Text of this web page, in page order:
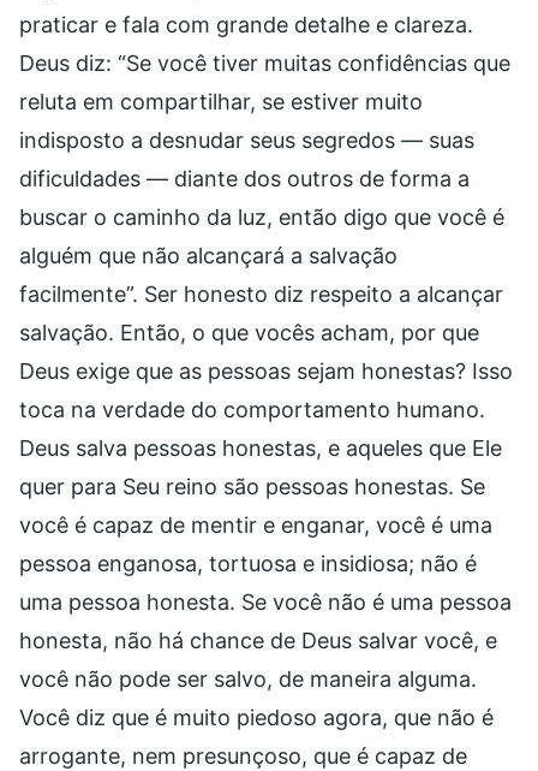
praticar e fala com grande detalhe e clareza.
Deus diz: “Se você tiver muitas confidências que
reluta em compartilhar, se estiver muito
indisposto a desnudar seus segredos — suas
dificuldades — diante dos outros de forma a
buscar o caminho da luz, então digo que você é
alguém que não alcançará a salvação
facilmente”. Ser honesto diz respeito a alcançar
salvação. Então, o que vocês acham, por que
Deus exige que as pessoas sejam honestas? Isso
toca na verdade do comportamento humano.
Deus salva pessoas honestas, e aqueles que Ele
quer para Seu reino são pessoas honestas. Se
você é capaz de mentir e enganar, você é uma
pessoa enganosa, tortuosa e insidiosa; não é
uma pessoa honesta. Se você não é uma pessoa
honesta, não há chance de Deus salvar você, e
você não pode ser salvo, de maneira alguma.
Você diz que é muito piedoso agora, que não é
arrogante, nem presunçoso, que é capaz de